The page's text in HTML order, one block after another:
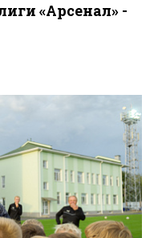
«Арсенал» -